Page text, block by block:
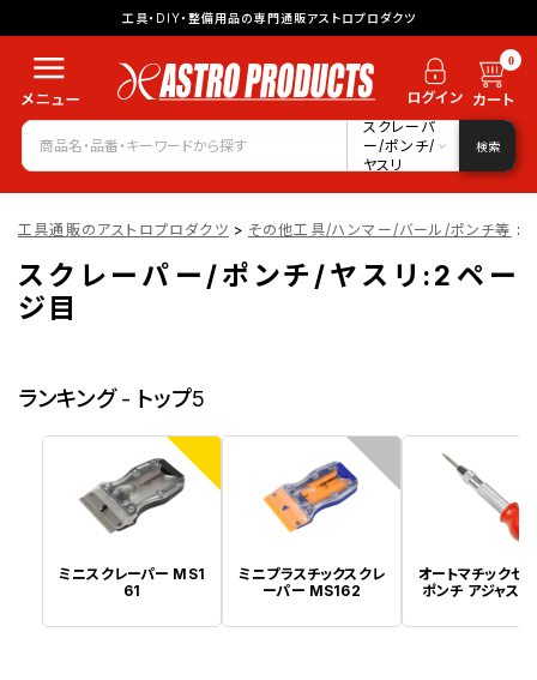
工具・DIY・整備用品の専門通販アストロプロダクツ
0
スクレーパ
ー/ポンチ/
ヤスリ
検索
工具通販のアストロプロダクツ > その他工具/ハンマー/バール/ポンチ等 >
スクレーパー/ポンチ/ヤスリ:2ペー
ジ目
ランキング - トップ5
1
ミニスクレーパー MS1
61
2
ミニプラスチックスクレ
ーパー MS162
オートマチックセ
ポンチ アジャス